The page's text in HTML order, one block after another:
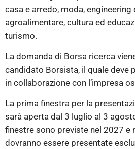
casa e arredo, moda, engineering
agroalimentare, cultura ed
turismo.
La domanda di Borsa ricerca
candidato Borsista, il quale deve
in collaborazione con l’impresa
La prima finestra per la
sarà aperta dal 3 luglio al 3
finestre sono previste nel 2027 e
dovranno essere presentate